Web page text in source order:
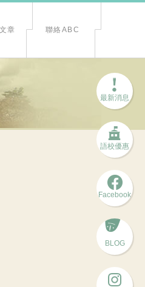
章 聯絡ABC
最新消息
語校優惠
Facebook
BLOG